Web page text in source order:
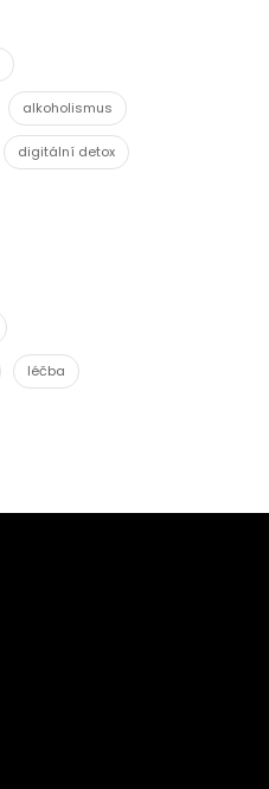
alkoholismus
digitální detox
léčba